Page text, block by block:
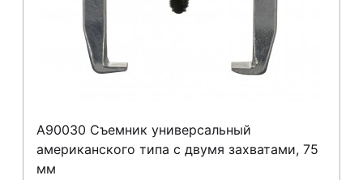
A90030 Съемник универсальный
американского типа с двумя захватами, 75
мм